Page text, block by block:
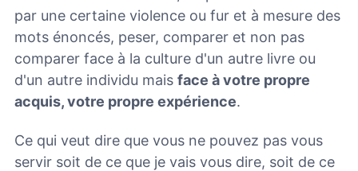
par une certaine violence ou fur et à mesure des
mots énoncés, peser, comparer et non pas
comparer face à la culture d'un autre livre ou
d'un autre individu mais face à votre propre
acquis, votre propre expérience.
Ce qui veut dire que vous ne pouvez pas vous
servir soit de ce que je vais vous dire, soit de ce